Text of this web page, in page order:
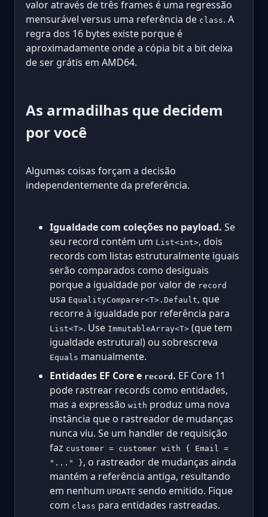
valor através de três frames é uma regressão
mensurável versus uma referência de class. A
regra dos 16 bytes existe porque é
aproximadamente onde a cópia bit a bit deixa
de ser grátis em AMD64.
As armadilhas que decidem
por você
Algumas coisas forçam a decisão
independentemente da preferência.
Igualdade com coleções no payload. Se
seu record contém um List<int>, dois
records com listas estruturalmente iguais
serão comparados como desiguais
porque a igualdade por valor de record
usa EqualityComparer<T>.Default, que
recorre à igualdade por referência para
List<T>. Use ImmutableArray<T> (que tem
igualdade estrutural) ou sobrescreva
Equals manualmente.
Entidades EF Core e record . EF Core 11
pode rastrear records como entidades,
mas a expressão with produz uma nova
instância que o rastreador de mudanças
nunca viu. Se um handler de requisição
faz customer = customer with { Email =
"..." }, o rastreador de mudanças ainda
mantém a referência antiga, resultando
em nenhum UPDATE sendo emitido. Fique
com class para entidades rastreadas.